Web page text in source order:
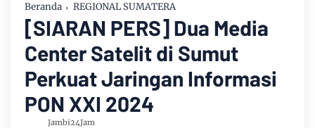
Beranda REGIONAL SUMATERA
[SIARAN PERS] Dua Media
Center Satelit di Sumut
Perkuat Jaringan Informasi
PON XXI 2024
Jambi24Jam